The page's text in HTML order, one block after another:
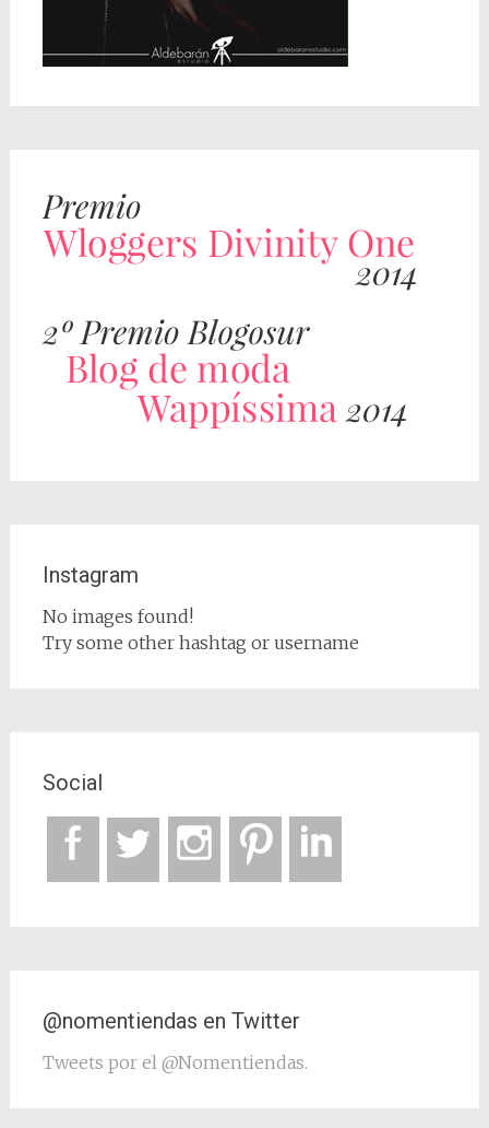
Instagram
No images found!
Try some other hashtag or username
Social
@nomentiendas en Twitter
Tweets por el @Nomentiendas.